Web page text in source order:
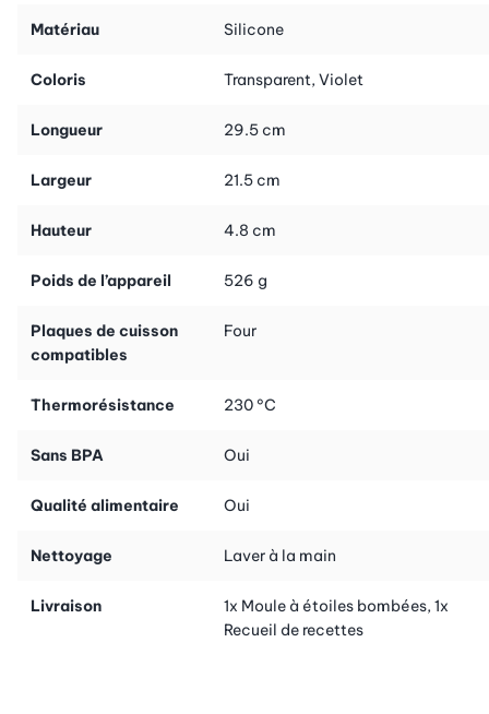
Ce moule en silicone vous permet d’obtenir facilement six
étoiles bombées. Versez la pâte dans les cavités, refermez le
moule et mettez-le au four. Après la cuisson, les étoiles se
détacheront facilement. Aucun risque de brisures ni de résidus
recettes sucrées et salées. Toutes ces recettes sont adaptées à
Matériau Silicone
Coloris Transparent, Violet
Longueur 29.5 cm
Largeur 21.5 cm
Hauteur 4.8 cm
Poids de l’appareil 526 g
Plaques de cuisson
compatibles
Four
Thermorésistance 230 °C
Sans BPA Oui
Qualité alimentaire Oui
Nettoyage Laver à la main
Livraison
1x Moule à étoiles bombées, 1x
Recueil de recettes